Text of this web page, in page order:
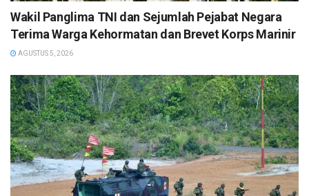
Wakil Panglima TNI dan Sejumlah Pejabat Negara
Terima Warga Kehormatan dan Brevet Korps Marinir
AGUSTUS 5, 2026